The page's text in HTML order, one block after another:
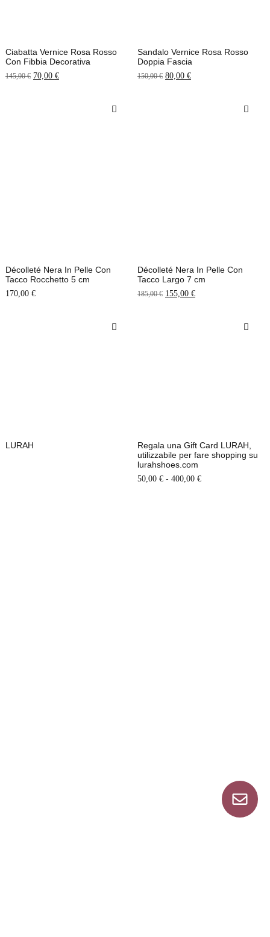
Ciabatta Vernice Rosa Rosso
Con Fibbia Decorativa
145,00€ 70,00 €
Sandalo Vernice Rosa Rosso
Doppia Fascia
150,00€ 80,00 €
Décolleté Nera In Pelle Con
Tacco Rocchetto 5 cm
170,00 €
Décolleté Nera In Pelle Con
Tacco Largo 7 cm
185,00€ 155,00 €
LURAH
Regala una Gift Card LURAH,
utilizzabile per fare shopping su
lurahshoes.com
50,00 € - 400,00 €